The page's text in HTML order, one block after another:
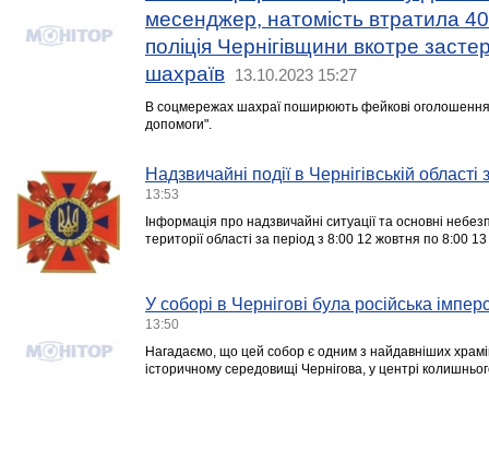
месенджер, натомість втратила
поліція Чернігівщини вкотре
шахраїв
13.10.2023 15:27
В соцмережах шахраї поширюють фейкові
допомоги".
Надзвичайні події в Чернігівській
13:53
Інформація про надзвичайні ситуації та основні
території області за період з 8:00 12 жовтня по 8:00
У соборі в Чернігові була російська
13:50
Нагадаємо, що цей собор є одним з найдавніших
історичному середовищі Чернігова, у центрі